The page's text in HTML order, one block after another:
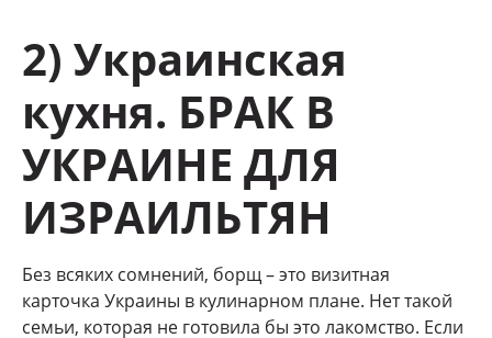
2) Украинская
кухня. БРАК В
УКРАИНЕ ДЛЯ
ИЗРАИЛЬТЯН
Без всяких сомнений, борщ – это визитная
карточка Украины в кулинарном плане. Нет такой
семьи, которая не готовила бы это лакомство. Если